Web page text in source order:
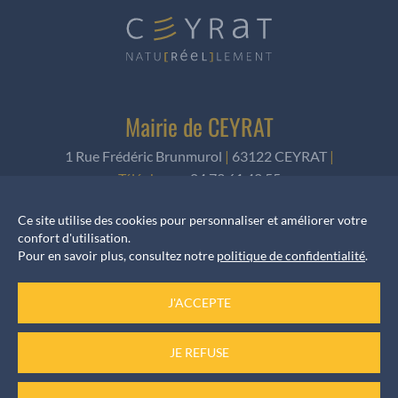
Mairie de CEYRAT
1 Rue Frédéric Brunmurol | 63122 CEYRAT |
Téléphone
04 73 61 42 55
Horaires d’ouverture
Accueil services
du Lundi au Vendredi de 8h30 à 12h et de 13h30 à 17h
Ce site utilise des cookies pour personnaliser et améliorer votre
confort d'utilisation.
Pour en savoir plus, consultez notre politique de confidentialité.
J'ACCEPTE
JE REFUSE